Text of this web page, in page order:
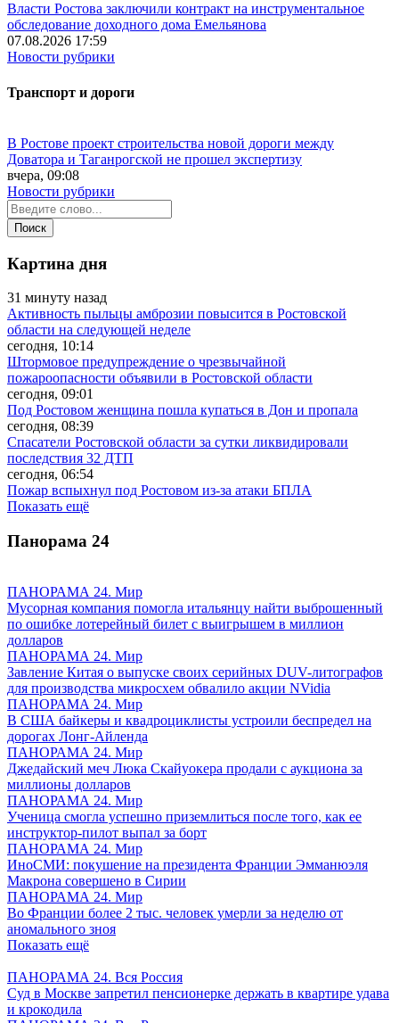
Власти Ростова заключили контракт на инструментальное
обследование доходного дома Емельянова
07.08.2026 17:59
Новости рубрики
Транспорт и дороги
В Ростове проект строительства новой дороги между
Доватора и Таганрогской не прошел экспертизу
вчера, 09:08
Новости рубрики
Картина дня
31 минуту назад
Активность пыльцы амброзии повысится в Ростовской
области на следующей неделе
сегодня, 10:14
Штормовое предупреждение о чрезвычайной
пожароопасности объявили в Ростовской области
сегодня, 09:01
Под Ростовом женщина пошла купаться в Дон и пропала
сегодня, 08:39
Спасатели Ростовской области за сутки ликвидировали
последствия 32 ДТП
сегодня, 06:54
Пожар вспыхнул под Ростовом из-за атаки БПЛА
Показать ещё
Панорама 24
ПАНОРАМА 24. Мир
Мусорная компания помогла итальянцу найти выброшенный
по ошибке лотерейный билет с выигрышем в миллион
долларов
ПАНОРАМА 24. Мир
Завление Китая о выпуске своих серийных DUV-литографов
для производства микросхем обвалило акции NVidia
ПАНОРАМА 24. Мир
В США байкеры и квадроциклисты устроили беспредел на
дорогах Лонг-Айленда
ПАНОРАМА 24. Мир
Джедайский меч Люка Скайуокера продали с аукциона за
миллионы долларов
ПАНОРАМА 24. Мир
Ученица смогла успешно приземлиться после того, как ее
инструктор-пилот выпал за борт
ПАНОРАМА 24. Мир
ИноСМИ: покушение на президента Франции Эмманюэля
Макрона совершено в Сирии
ПАНОРАМА 24. Мир
Во Франции более 2 тыс. человек умерли за неделю от
аномального зноя
Показать ещё
ПАНОРАМА 24. Вся Россия
Суд в Москве запретил пенсионерке держать в квартире удава
и крокодила